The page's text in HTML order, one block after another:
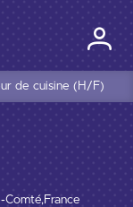
de cuisine (H/F)
Comté,France